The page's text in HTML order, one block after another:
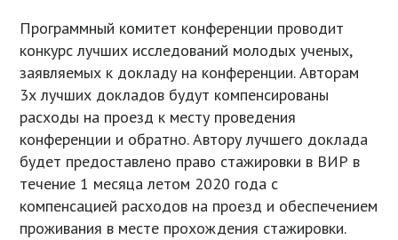
Программный комитет конференции проводит
конкурс лучших исследований молодых ученых,
заявляемых к докладу на конференции. Авторам
3х лучших докладов будут компенсированы
расходы на проезд к месту проведения
конференции и обратно. Автору лучшего доклада
будет предоставлено право стажировки в ВИР в
течение 1 месяца летом 2020 года с
компенсацией расходов на проезд и обеспечением
проживания в месте прохождения стажировки.